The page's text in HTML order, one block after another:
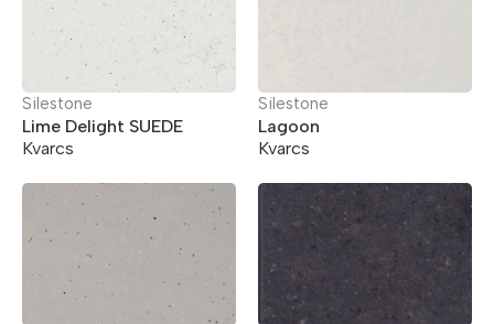
Silestone
Lime Delight SUEDE
Kvarcs
Silestone
Lagoon
Kvarcs